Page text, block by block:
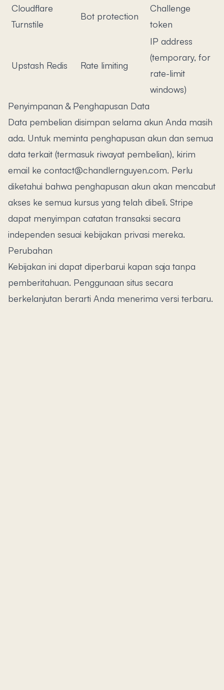
Cloudflare
Turnstile
Bot protection
Challenge
token
Upstash Redis Rate limiting
IP address
(temporary, for
rate-limit
windows)
Penyimpanan & Penghapusan Data
Data pembelian disimpan selama akun Anda masih
ada. Untuk meminta penghapusan akun dan semua
data terkait (termasuk riwayat pembelian), kirim
email ke contact@chandlernguyen.com. Perlu
diketahui bahwa penghapusan akun akan mencabut
akses ke semua kursus yang telah dibeli. Stripe
dapat menyimpan catatan transaksi secara
independen sesuai kebijakan privasi mereka.
Perubahan
Kebijakan ini dapat diperbarui kapan saja tanpa
pemberitahuan. Penggunaan situs secara
berkelanjutan berarti Anda menerima versi terbaru.